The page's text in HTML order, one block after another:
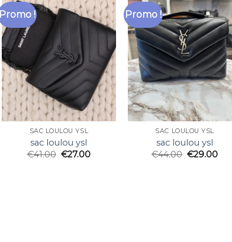
Promo !
SAC LOULOU YSL
sac loulou ysl
€41.00 €27.00
Promo !
SAC LOULOU YSL
sac loulou ysl
€44.00 €29.00